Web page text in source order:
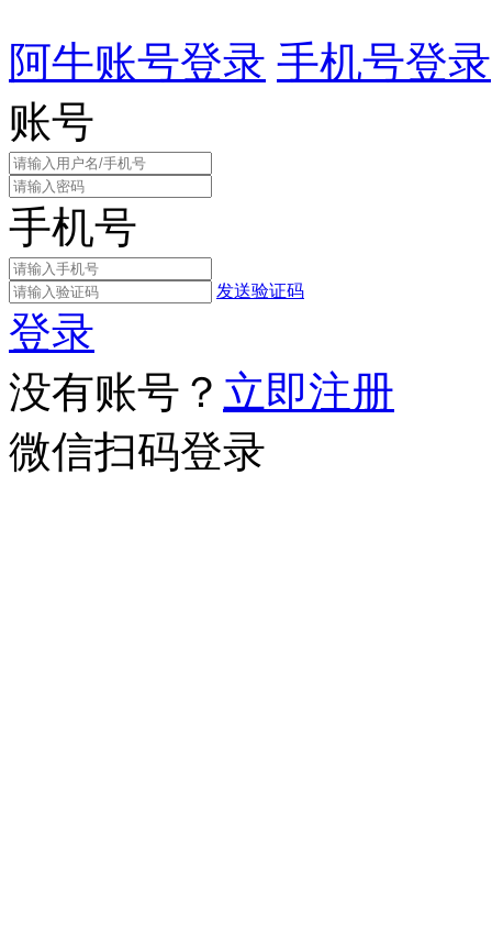
阿牛账号登录 手机号登录
账号
手机号
发送验证码
登录
没有账号？ 立即注册
微信扫码登录